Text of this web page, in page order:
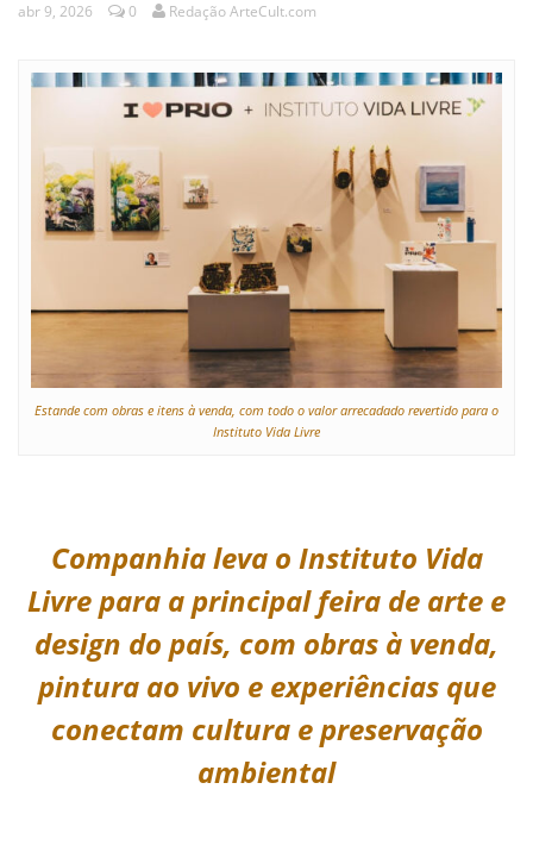
abr 9, 2026
0 Redação ArteCult.com
Estande com obras e itens à venda, com todo o valor arrecadado revertido para o
Instituto Vida Livre
Companhia leva o Instituto Vida
Livre para a principal feira de arte e
design do país, com obras à venda,
pintura ao vivo e experiências que
conectam cultura e preservação
ambiental